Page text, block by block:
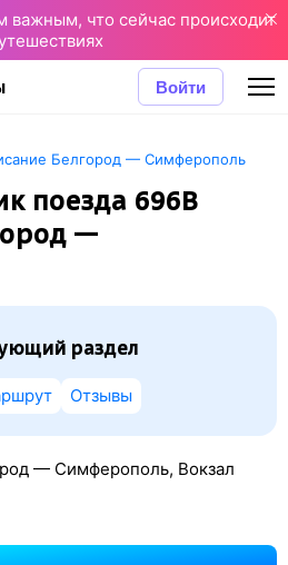
важным, что сейчас происходит
Войти
Белгород — Симферополь
поезда 696В
—
раздел
Отзывы
— Симферополь, Вокзал